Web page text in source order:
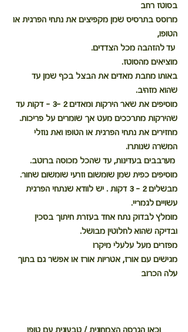
בסוטז רחב
מרוסס בתרסיס שמן מקפיצים את נתחי הפרגית או
הטופו,
מוציאים מהסוטז.
באותו מחבת מאדים את הבצל בכף שמן עד
שהוא מזהיב.
מוסיפים את שאר הירקות ומאדים 2 -3 - דקות עד
שהירקות מתרככים מעט אך שומרים על פריכות.
מחזירים את נתחי הפרגית או הטופו ואת נוזלי
המשרה שנותרו.
מוסיפים כפית שמן שומשום וזרעי שומשום שחור.
מבשלים 2 - 3 דקות . יש לוודא שנתחי הפרגית
עשויים לגמריי.
מומלץ לבדוק נתח אחד בעזרת חיתוך בסכין
ובדיקה שהוא לחלוטין מבושל.
מפזרים מעל עלעלי מיקרו
מגישים עם אורז, אטריות אורז או אפשר גם בתוך
עלה הכרוב
וכאן הגרסה הצמחונית / טבעונית עם טופו